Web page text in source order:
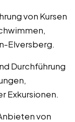
von Kursen
Elversberg.
Durchführung
Exkursionen.
von